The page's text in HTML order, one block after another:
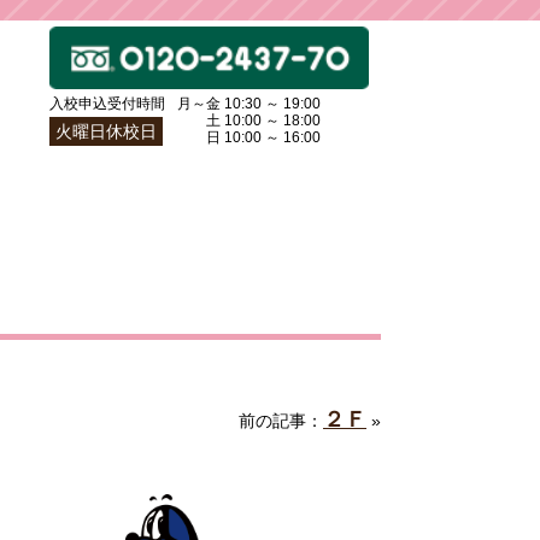
入校申込受付時間
月～金 10:30 ～ 19:00
土 10:00 ～ 18:00
日 10:00 ～ 16:00
火曜日休校日
前の記事： ２Ｆ »